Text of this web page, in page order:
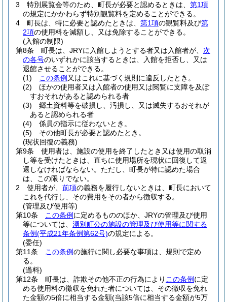
3
特別展覧会等のため、町長が必要と認めるときは、 第1項
の規定にかかわらず特別観覧料を定めることができる。
4
町長は、特に必要と認めたときは、 第1項の観覧料及び第
2項の使用料を減額し、又は免除することができる。
(入館の制限)
第8条
町長は、JRYに入館しようとする者又は入館者が、 次
の各号のいずれかに該当するときは、入館を拒否し、又は
退館させることができる。
(1)
この条例 又はこれに基づく規則に違反したとき。
(2)
ほかの使用者又は入館者の使用又は閲覧に支障を及ぼ
すおそれがあると認められる者
(3)
郷土資料等を破損し、汚損し、又は滅失するおそれが
あると認められる者
(4)
係員の指示に従わないとき。
(5)
その他町長が必要と認めたとき。
(現状回復の義務)
第9条
使用者は、施設の使用を終了したとき又は使用の取消
し等を受けたときは、直ちに使用場所を現状に回復して返
還しなければならない。 ただし、町長が特に認めた場合
は、この限りでない。
2
使用者が、 前項の義務を履行しないときは、町長において
これを代行し、その費用をその者から徴収する。
(管理及び使用等)
第10条
この条例 に定めるもののほか、JRYの管理及び使用
等については、 湧別町公の施設の管理及び使用等に関する
条例(平成21年条例第62号)の規定による。
(委任)
第11条
この条例の施行に関し必要な事項は、規則で定め
る。
(過料)
第12条
町長は、詐欺その他不正の行為により この条例 に定
める使用料の徴収を免れた者については、その徴収を免れ
た金額の5倍に相当する金額(当該5倍に相当する金額が5万